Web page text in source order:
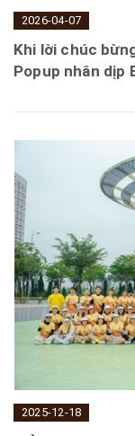
2026-04-07
Khi lời chúc
Popup nhân dịp
2025-12-18